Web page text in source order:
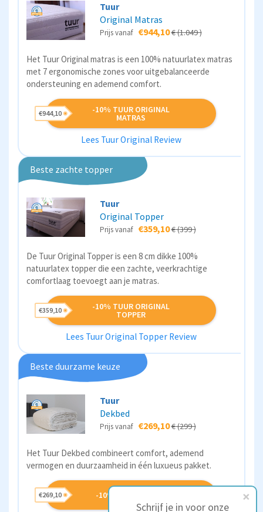
Tuur
Original Matras
Prijs vanaf €944,10€ (1.049 )
Het Tuur Original matras is een 100% natuurlatex matras
met 7 ergonomische zones voor uitgebalanceerde
ondersteuning en ademend comfort.
-10% TUUR ORIGINAL
MATRAS
€944,10
Lees Tuur Original Review
Beste zachte topper
Tuur
Original Topper
Prijs vanaf €359,10€ (399 )
De Tuur Original Topper is een 8 cm dikke 100%
natuurlatex topper die een zachte, veerkrachtige
comfortlaag toevoegt aan je matras.
-10% TUUR ORIGINAL
TOPPER
€359,10
Lees Tuur Original Topper Review
Beste duurzame keuze
Tuur
Dekbed
Prijs vanaf €269,10€ (299 )
Het Tuur Dekbed combineert comfort, ademend
vermogen en duurzaamheid in één luxueus pakket.
-10% TUUR DEKBED
€269,10
Schrijf je in voor onze